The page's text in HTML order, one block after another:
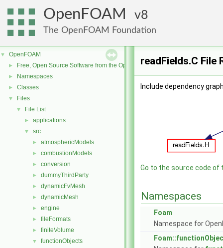
OpenFOAM 8
The OpenFOAM Foundation
▼ OpenFOAM
► Free, Open Source Software from the OpenFOAM Foundation
► Namespaces
► Classes
▼ Files
▼ File List
► applications
▼ src
► atmosphericModels
► combustionModels
► conversion
► dummyThirdParty
► dynamicFvMesh
► dynamicMesh
► engine
► fileFormats
► finiteVolume
▼ functionObjects
readFields.C File
Include dependency
Go to the source code of
Namespaces
Foam
Namespace for